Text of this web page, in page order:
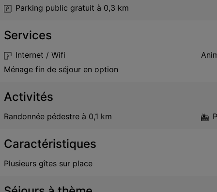
Parking public gratuit à 0,3 km
Services
Internet / Wifi
Ménage fin de séjour en option
Activités
Randonnée pédestre à 0,1 km
Caractéristiques
Plusieurs gîtes sur place